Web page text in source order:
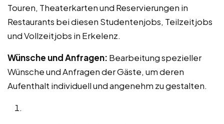
Touren, Theaterkarten und Reservierungen in
Restaurants bei diesen Studentenjobs, Teilzeitjobs
und Vollzeitjobs in Erkelenz.
Wünsche und Anfragen: Bearbeitung spezieller
Wünsche und Anfragen der Gäste, um deren
Aufenthalt individuell und angenehm zu gestalten.